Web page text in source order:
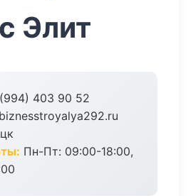
Элит
403 90 52
Пн-Пт: 09:00-18:00,